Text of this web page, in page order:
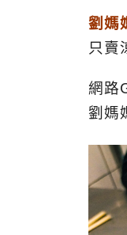
劉媽
只賣
網路
劉媽